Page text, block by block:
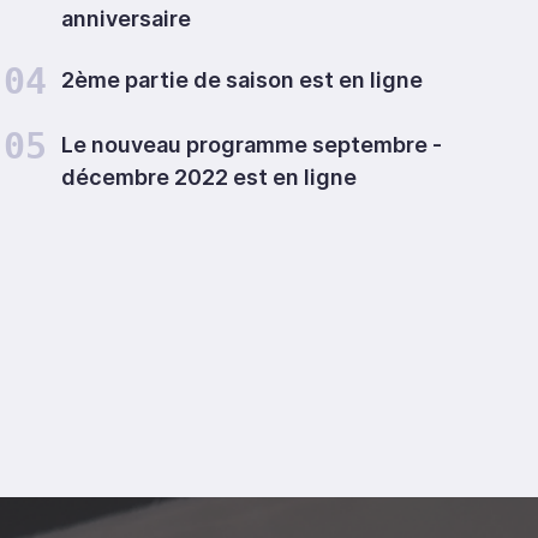
anniversaire
04 2ème partie de saison est en ligne
05
Le nouveau programme septembre -
décembre 2022 est en ligne